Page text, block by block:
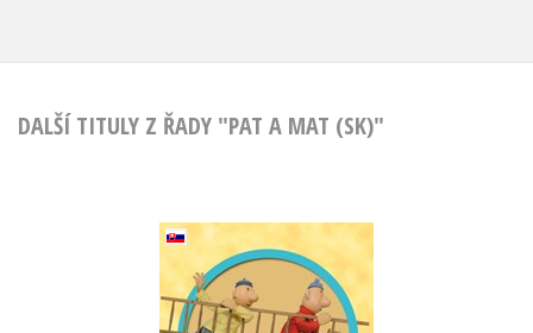
DALŠÍ TITULY Z ŘADY "PAT A MAT (SK)"
Pat a Mat
(slovensky)
Marek Beneš